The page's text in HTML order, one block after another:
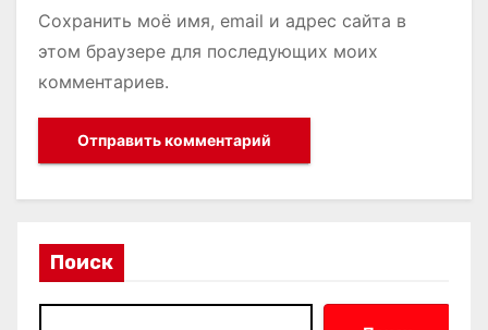
Сохранить моё имя, email и адрес сайта в
этом браузере для последующих моих
комментариев.
Поиск